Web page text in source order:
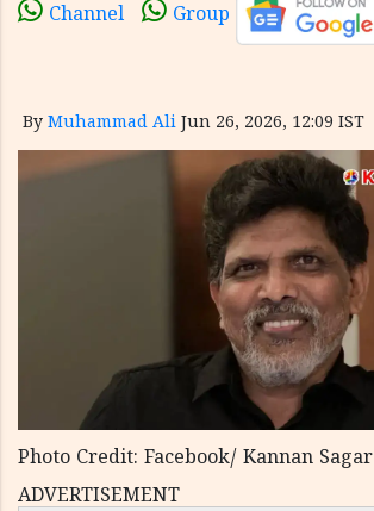
Channel Group
By Muhammad Ali Jun 26, 2026, 12:09 IST
Photo Credit: Facebook/ Kannan Sagar
ADVERTISEMENT